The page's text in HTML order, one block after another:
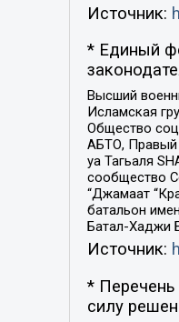
Источник:
* Единый
Высший
Исламская
Общество
АБТО, Правый
уа Тагьаля
сообщество
“Джамаат
батальон
Батал-Хаджи
Источник:
* Перечень
силу